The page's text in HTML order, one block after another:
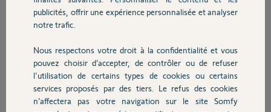
Domotique
Chauffage
Autres produits
Réponses
Bonjour,
en juin 2017
Robert P. il y a plus de 9 ans
publicités, offrir une expérience personnalisée et analyser
notre trafic.
Nous respectons votre droit à la confidentialité et vous
pouvez choisir d’accepter, de contrôler ou de refuser
l'utilisation de certains types de cookies ou certains
services proposés par des tiers. Le refus des cookies
n’affectera pas votre navigation sur le site Somfy